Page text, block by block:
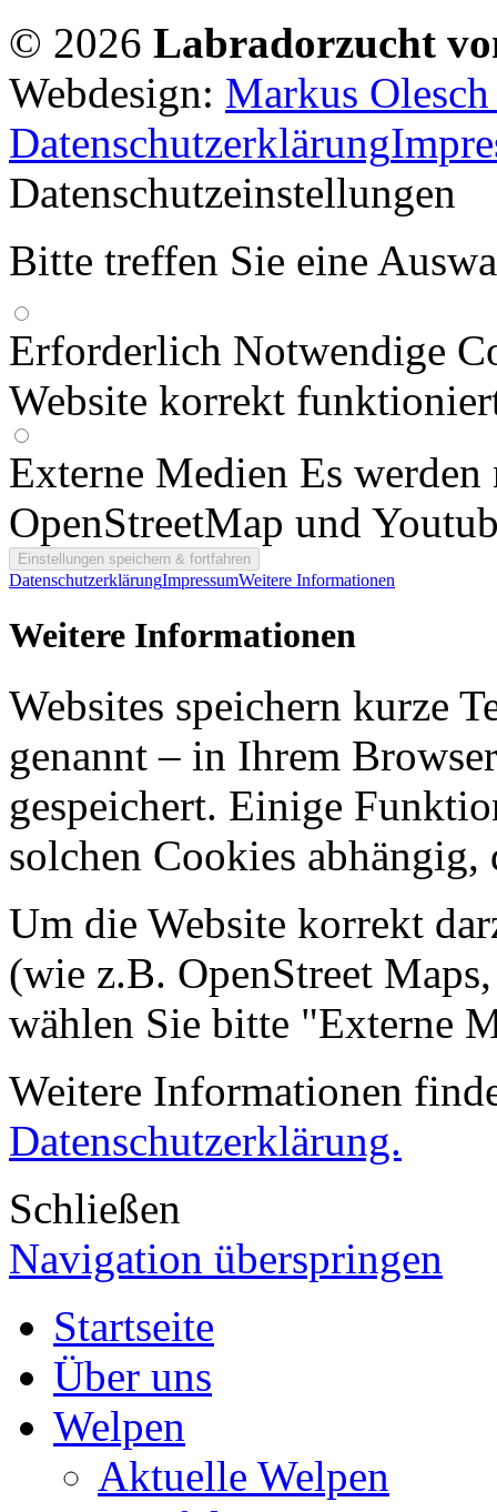
© 2026 Labradorzucht
Webdesign: Markus
Datenschutzerklärung
Datenschutzeinstellungen
Bitte treffen Sie eine
Erforderlich Notwendige
Website korrekt
Externe Medien Es
OpenStreetMap und
DatenschutzerklärungImpressumWeitere Informationen
Weitere Informationen
Websites speichern kurze
genannt – in Ihrem
gespeichert. Einige
solchen Cookies
Um die Website korrekt
(wie z.B. OpenStreet
wählen Sie bitte "Externe
Weitere Informationen
Datenschutzerklärung.
Schließen
Navigation überspringen
Startseite
Über uns
Welpen
Aktuelle Welpen